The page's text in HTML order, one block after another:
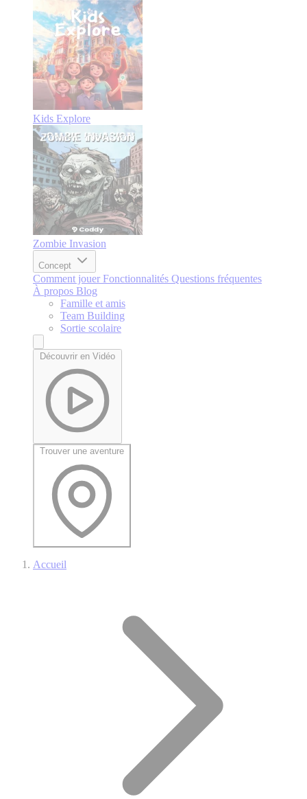
Kids Explore
Zombie Invasion
Concept
Comment jouer Fonctionnalités Questions fréquentes
À propos Blog
Famille et amis
Team Building
Sortie scolaire
Découvrir en Vidéo
Trouver une aventure
Accueil